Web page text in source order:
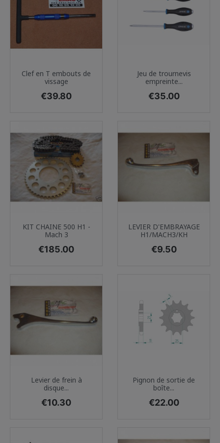
Clef en T embouts de
vissage
Price
€39.80
Jeu de trournevis
empreinte...
Price
€35.00
KIT CHAINE 500 H1 -
Mach 3
Price
€185.00
LEVIER D'EMBRAYAGE
H1/MACH3/KH
Price
€9.50
Levier de frein à
disque...
Price
€10.30
Pignon de sortie de
boîte...
Price
€22.00